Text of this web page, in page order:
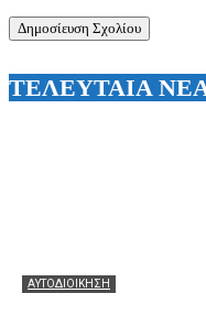
ΤΕΛΕΥΤΑΙΑ
ΑΥΤΟΔΙΟΙΚΗΣΗ